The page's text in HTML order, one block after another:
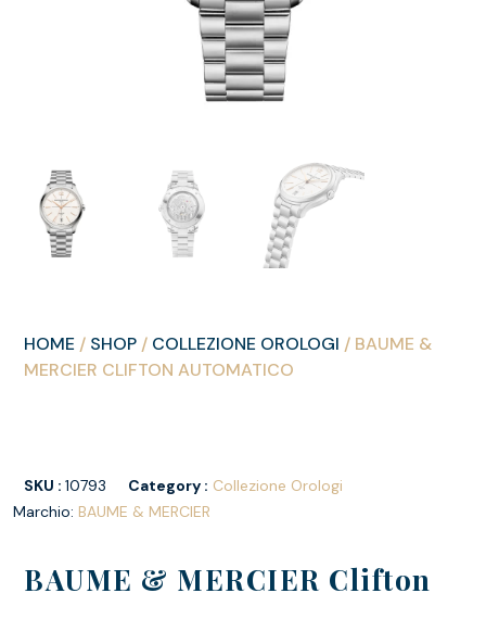
HOME / SHOP / COLLEZIONE OROLOGI / BAUME &
MERCIER CLIFTON AUTOMATICO
SKU :10793 Category : Collezione Orologi
Marchio: BAUME & MERCIER
BAUME & MERCIER Clifton